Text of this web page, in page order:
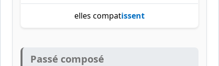
elles compatissent
Passé composé